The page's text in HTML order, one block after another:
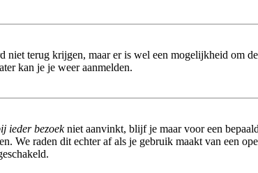
terug krijgen, maar er is wel een mogelijkheid om
kan je je weer aanmelden.
ieder bezoekniet aanvinkt, blijf je maar voor een
We raden dit echter af als je gebruik maakt van een